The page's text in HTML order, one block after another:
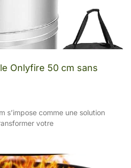
Onlyfire 50 cm sans
s’impose comme une solution
votre